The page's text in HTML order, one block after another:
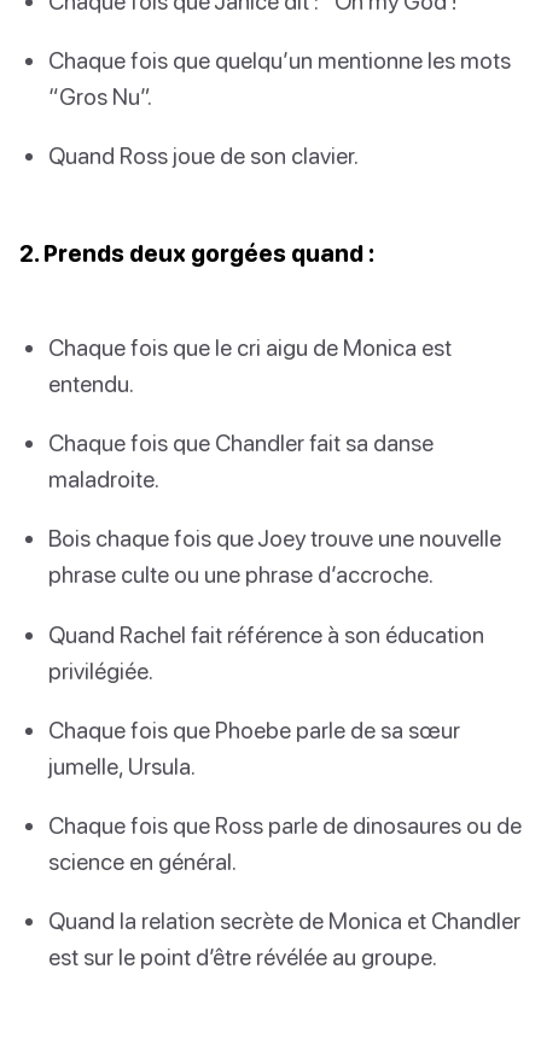
Chaque fois que quelqu’un mentionne les mots
“Gros Nu”.
Quand Ross joue de son clavier.
2. Prends deux gorgées quand :
Chaque fois que le cri aigu de Monica est
entendu.
Chaque fois que Chandler fait sa danse
maladroite.
Bois chaque fois que Joey trouve une nouvelle
phrase culte ou une phrase d’accroche.
Quand Rachel fait référence à son éducation
privilégiée.
Chaque fois que Phoebe parle de sa sœur
jumelle, Ursula.
Chaque fois que Ross parle de dinosaures ou de
science en général.
Quand la relation secrète de Monica et Chandler
est sur le point d’être révélée au groupe.